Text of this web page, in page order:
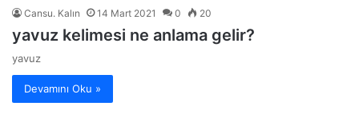
Cansu. Kalın 14 Mart 2021 0 20
yavuz kelimesi ne anlama gelir?
yavuz
Devamını Oku »